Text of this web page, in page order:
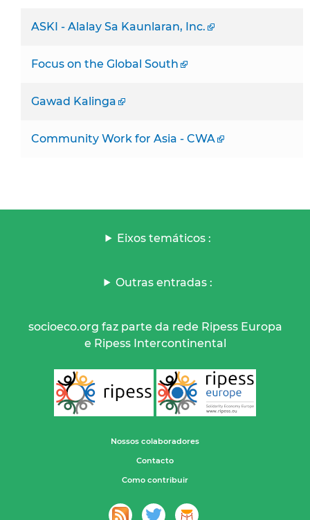
ASKI - Alalay Sa Kaunlaran, Inc.
Focus on the Global South
Gawad Kalinga
Community Work for Asia - CWA
Eixos temáticos :
Outras entradas :
socioeco.org faz parte da rede Ripess Europa
e Ripess Intercontinental
Nossos colaboradores
Contacto
Como contribuir